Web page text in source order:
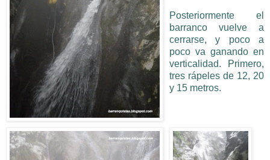
Posteriormente el
barranco vuelve a
cerrarse, y poco a
poco va ganando en
verticalidad. Primero,
tres rápeles de 12, 20
y 15 metros.